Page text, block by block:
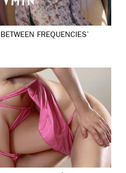
FREQUENCIES’